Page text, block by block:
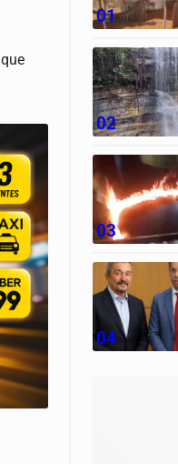
01
02
03
04